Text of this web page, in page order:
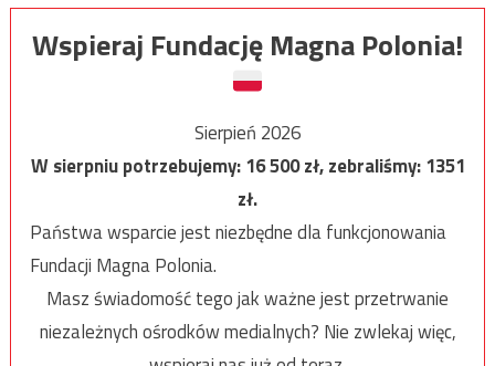
Wspieraj Fundację Magna Polonia!
Sierpień 2026
W sierpniu potrzebujemy:16 500zł, zebraliśmy:1351
zł.
Państwa wsparcie jest niezbędne dla funkcjonowania
Fundacji Magna Polonia.
Masz świadomość tego jak ważne jest przetrwanie
niezależnych ośrodków medialnych? Nie zwlekaj więc,